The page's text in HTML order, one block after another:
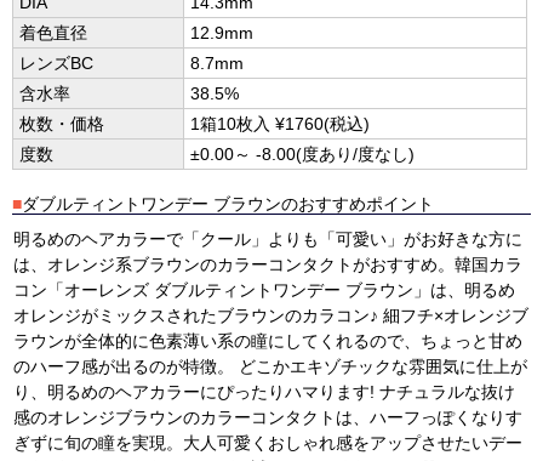
着色直径
12.9mm
レンズBC
8.7mm
含水率
38.5%
枚数・価格
1箱10枚入 ¥1760(税込)
度数
±0.00～ -8.00(度あり/度なし)
■ダブルティントワンデー ブラウンのおすすめポイント
明るめのヘアカラーで「クール」よりも「可愛い」がお好きな方に
は、オレンジ系ブラウンのカラーコンタクトがおすすめ。韓国カラ
コン「オーレンズ ダブルティントワンデー ブラウン」は、明るめ
オレンジがミックスされたブラウンのカラコン♪ 細フチ×オレンジブ
ラウンが全体的に色素薄い系の瞳にしてくれるので、ちょっと甘め
のハーフ感が出るのが特徴。 どこかエキゾチックな雰囲気に仕上が
り、明るめのヘアカラーにぴったりハマります! ナチュラルな抜け
感のオレンジブラウンのカラーコンタクトは、ハーフっぽくなりす
ぎずに旬の瞳を実現。大人可愛くおしゃれ感をアップさせたいデー